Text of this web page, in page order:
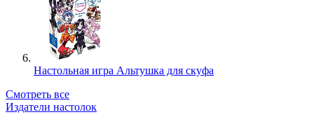
Настольная игра Альтушка для скуфа
Смотреть все
Издатели настолок